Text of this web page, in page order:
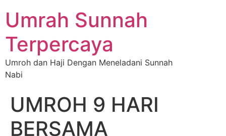
Umrah Sunnah
Terpercaya
Umroh dan Haji Dengan Meneladani Sunnah
Nabi
UMROH 9 HARI
BERSAMA